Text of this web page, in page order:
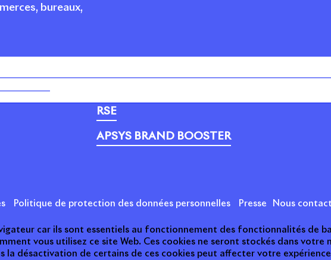
bureaux,
RSE
APSYS BRAND BOOSTER
Politique de protection des données personnelles Presse Nous
car ils sont essentiels au fonctionnement des fonctionnalités de
vous utilisez ce site Web. Ces cookies ne seront stockés dans
la désactivation de certains de ces cookies peut affecter votre